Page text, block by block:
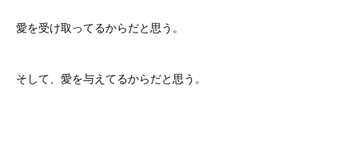
愛を受け取ってるからだと思う。
そして、愛を与えてるからだと思う。